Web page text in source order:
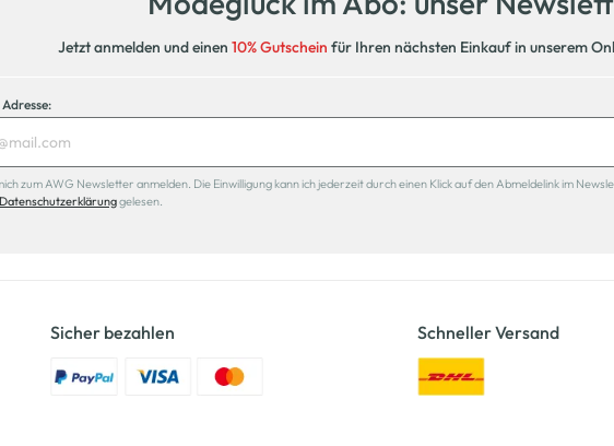
Jetzt anmelden und einen 10% Gutschein für Ihren nächsten Einkauf in unserem
zum AWG Newsletter anmelden. Die Einwilligung kann ich jederzeit durch einen Klick auf den Abmeldelink im
Datenschutzerklärunggelesen.
Sicher bezahlen Schneller Versand